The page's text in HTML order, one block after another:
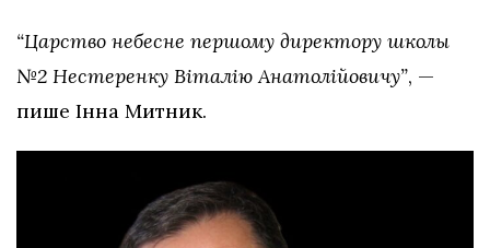
“Царство небесне першому директору школы
№2 Нестеренку Віталію Анатолійовичу”, —
пише Інна Митник.